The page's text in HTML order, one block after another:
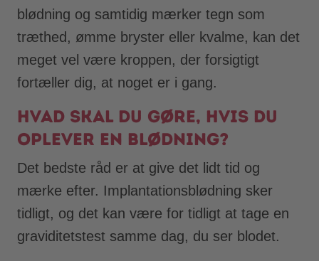
blødning og samtidig mærker tegn som
træthed, ømme bryster eller kvalme, kan det
meget vel være kroppen, der forsigtigt
fortæller dig, at noget er i gang.
Hvad skal du gøre, hvis du
oplever en blødning?
Det bedste råd er at give det lidt tid og
mærke efter. Implantationsblødning sker
tidligt, og det kan være for tidligt at tage en
graviditetstest samme dag, du ser blodet.